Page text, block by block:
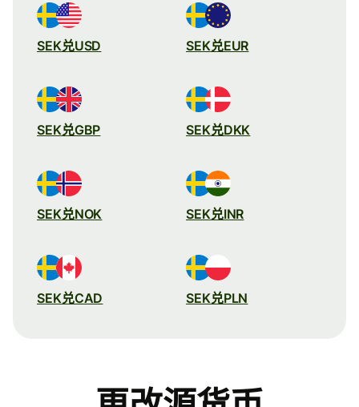
SEK兑USD SEK兑EUR
SEK兑GBP SEK兑DKK
SEK兑NOK SEK兑INR
SEK兑CAD SEK兑PLN